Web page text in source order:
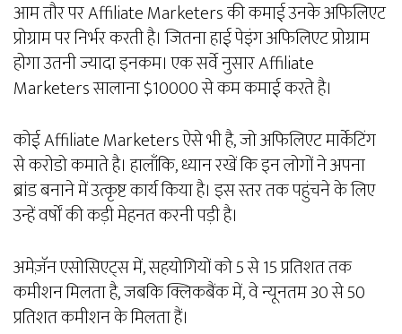
आम तौर पर Affiliate Marketers की कमाई उनके अफिलिएट
प्रोग्राम पर निर्भर करती है। जितना हाई पेइंग अफिलिएट प्रोग्राम
होगा उतनी ज्यादा इनकम। एक सर्वे नुसार Affiliate
Marketers सालाना $10000 से कम कमाई करते है।
कोई Affiliate Marketers ऐसे भी है, जो अफिलिएट मार्केटिंग
से करोडो कमाते है। हालाँकि, ध्यान रखें कि इन लोगों ने अपना
ब्रांड बनाने में उत्कृष्ट कार्य किया है। इस स्तर तक पहुंचने के लिए
उन्हें वर्षों की कड़ी मेहनत करनी पड़ी है।
अमेज़ॅन एसोसिएट्स में, सहयोगियों को 5 से 15 प्रतिशत तक
कमीशन मिलता है, जबकि क्लिकबैंक में, वे न्यूनतम 30 से 50
प्रतिशत कमीशन के मिलता हैं।